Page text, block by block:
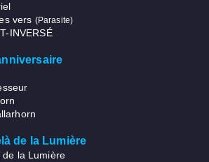
vers (Parasite)
INVERSÉ
de la Lumière
de la Lumière